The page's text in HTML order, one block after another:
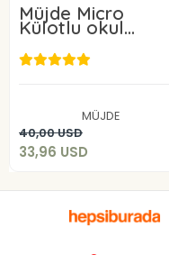
Müjde Micro
Külotlu okul
çorabı 50 Denye 6
ADET
MÜJDE
40,00 USD
33,96 USD
Sepete Ekle